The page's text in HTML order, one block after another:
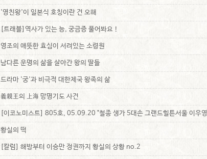
'영친왕'이 일본식 호칭이란 건 오해
[트래블]역사가 있는 능, 궁금증 풀어봐요！
영조의 애뜻한 효심이 서려있는 소령원
남다른 운명의 삶을 살아간 왕의 딸들
드라마 '궁'과 비극적 대한제국 왕족의 삶
義親王의 上海 망명기도 사건
[이코노미스트] 805호, 05.09.20 "철종 생가 5대손 그랜드힐튼서울 이우영
황실의 떡
[칼럼] 해방부터 이승만 정권까지 황실의 상황 no.2